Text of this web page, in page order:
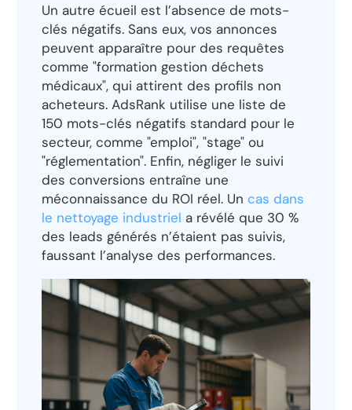
Un autre écueil est l’absence de mots-
clés négatifs. Sans eux, vos annonces
peuvent apparaître pour des requêtes
comme "formation gestion déchets
médicaux", qui attirent des profils non
acheteurs. AdsRank utilise une liste de
150 mots-clés négatifs standard pour le
secteur, comme "emploi", "stage" ou
"réglementation". Enfin, négliger le suivi
des conversions entraîne une
méconnaissance du ROI réel. Uncas dans
le nettoyage industriel a révélé que 30 %
des leads générés n’étaient pas suivis,
faussant l’analyse des performances.